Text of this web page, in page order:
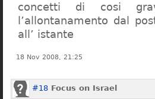
concetti di cosi
l’allontanamento dal
all’ istante
18 Nov 2008, 21:25
#18 Focus on Israel